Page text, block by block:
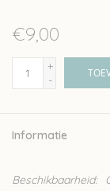
€9,00
+
-
Informatie
Beschikbaarheid: